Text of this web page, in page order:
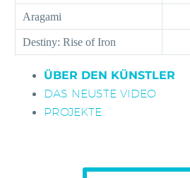
Aragami
Destiny: Rise of Iron
ÜBER DEN KÜNSTLER
DAS NEUSTE VIDEO
PROJEKTE